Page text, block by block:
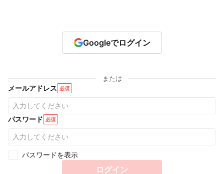
Googleでログイン
または
メールアドレス 必須
パスワード 必須
パスワードを表示
ログイン